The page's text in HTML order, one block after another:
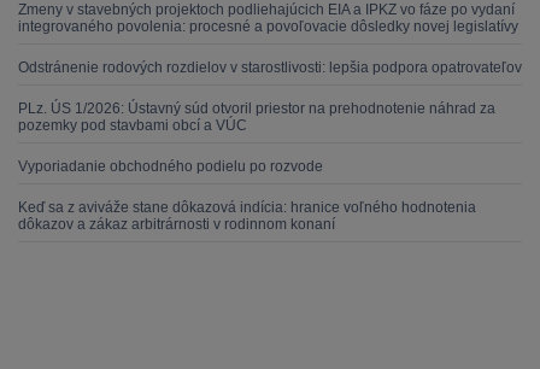
Zmeny v stavebných projektoch podliehajúcich EIA a IPKZ vo fáze po vydaní
integrovaného povolenia: procesné a povoľovacie dôsledky novej legislatívy
Odstránenie rodových rozdielov v starostlivosti: lepšia podpora opatrovateľov
PLz. ÚS 1/2026: Ústavný súd otvoril priestor na prehodnotenie náhrad za
pozemky pod stavbami obcí a VÚC
Vyporiadanie obchodného podielu po rozvode
Keď sa z aviváže stane dôkazová indícia: hranice voľného hodnotenia
dôkazov a zákaz arbitrárnosti v rodinnom konaní